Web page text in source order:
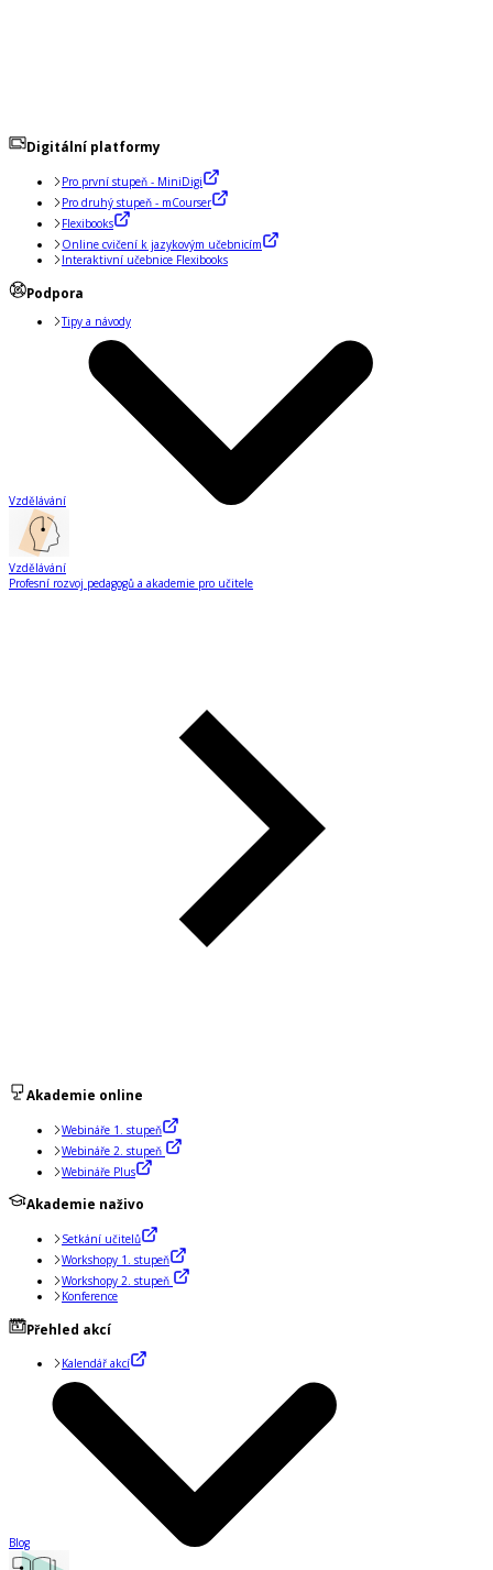
Digitální platformy
Pro první stupeň - MiniDigi
Pro druhý stupeň - mCourser
Flexibooks
Online cvičení k jazykovým učebnicím
Interaktivní učebnice Flexibooks
Podpora
Tipy a návody
Vzdělávání
Vzdělávání
Profesní rozvoj pedagogů a akademie pro učitele
Akademie online
Webináře 1. stupeň
Webináře 2. stupeň
Webináře Plus
Akademie naživo
Setkání učitelů
Workshopy 1. stupeň
Workshopy 2. stupeň
Konference
Přehled akcí
Kalendář akcí
Blog